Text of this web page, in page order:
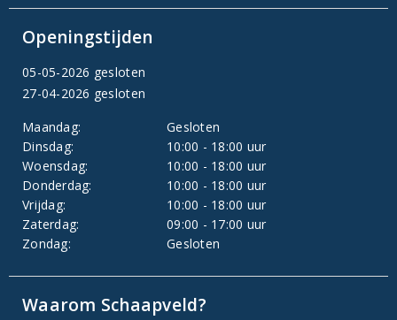
Openingstijden
05-05-2026 gesloten
27-04-2026 gesloten
Maandag:
Gesloten
Dinsdag:
10:00 - 18:00 uur
Woensdag:
10:00 - 18:00 uur
Donderdag:
10:00 - 18:00 uur
Vrijdag:
10:00 - 18:00 uur
Zaterdag:
09:00 - 17:00 uur
Zondag:
Gesloten
Waarom Schaapveld?